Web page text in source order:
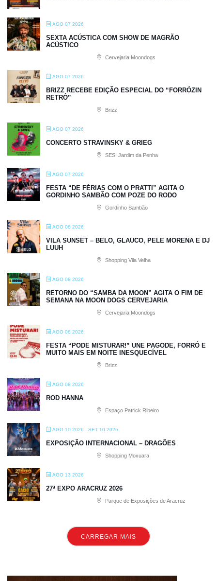
AGO 07 2026
SEXTA ACÚSTICA COM SHOW DE MAGRÃO
ACÚSTICO
Cervejaria Moondogs
AGO 07 2026
BRIZZ RECEBE EDIÇÃO ESPECIAL DO “FORRÓZIN
RETRÔ”
Brizz
AGO 07 2026
CONCERTO STRAVINSKY & GRIEG
SESI Jardim da Penha
AGO 07 2026
FESTA “DE FÉRIAS COM O PRATTI” AGITA O
GORDINHO SAMBÃO COM POZE DO RODO
Gordinho Sambão
AGO 08 2026
VILA SUNSET – BELO, GLAUCO, PELE MORENA E DJ
LUUH
Shopping Vila Velha
AGO 08 2026
RETORNO DO “SAMBA DA MOON” AGITA O FIM DE
SEMANA NA MOON DOGS CERVEJARIA
Cervejaria Moondogs
AGO 08 2026
FESTA “PODE MISTURAR!” UNE PAGODE, FORRÓ E
MUITO MAIS EM NOITE INESQUECÍVEL
Brizz
AGO 08 2026
ROD HANNA
Espaço Patrick Ribeiro
AGO 10 2026 - SET 10 2026
EXPOSIÇÃO INTERNACIONAL – DRAGÕES
Shopping Moxuara
AGO 13 2026
27ª EXPO ARACRUZ 2026
Parque de Exposições de Aracruz
CARREGAR MAIS